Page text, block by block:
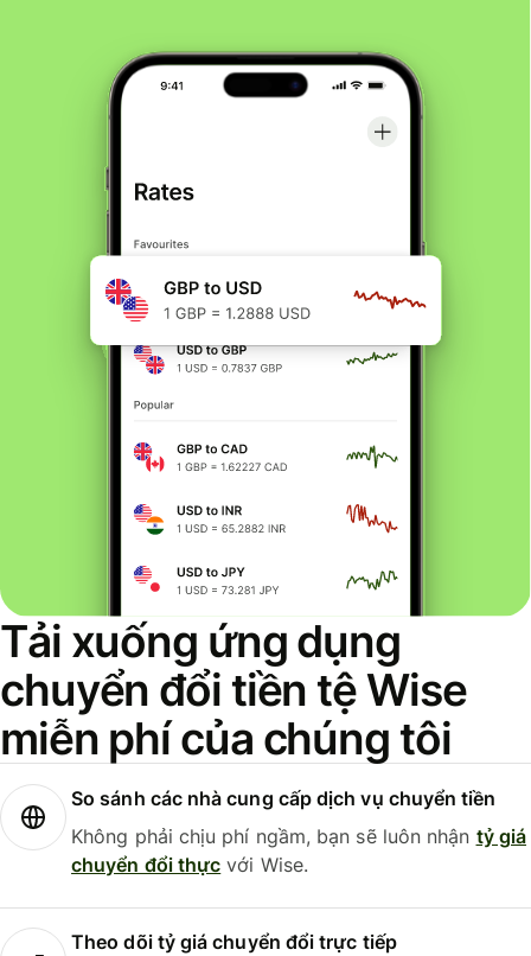
Tải xuống ứng dụng
chuyển đổi tiền tệ Wise
miễn phí của chúng tôi
So sánh các nhà cung cấp dịch vụ chuyển tiền
Không phải chịu phí ngầm, bạn sẽ luôn nhận tỷ giá
chuyển đổi thực với Wise.
Theo dõi tỷ giá chuyển đổi trực tiếp